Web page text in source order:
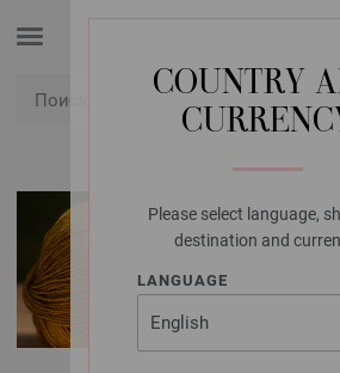
COUNTRY
Please select language,
destination and
LANGUAGE